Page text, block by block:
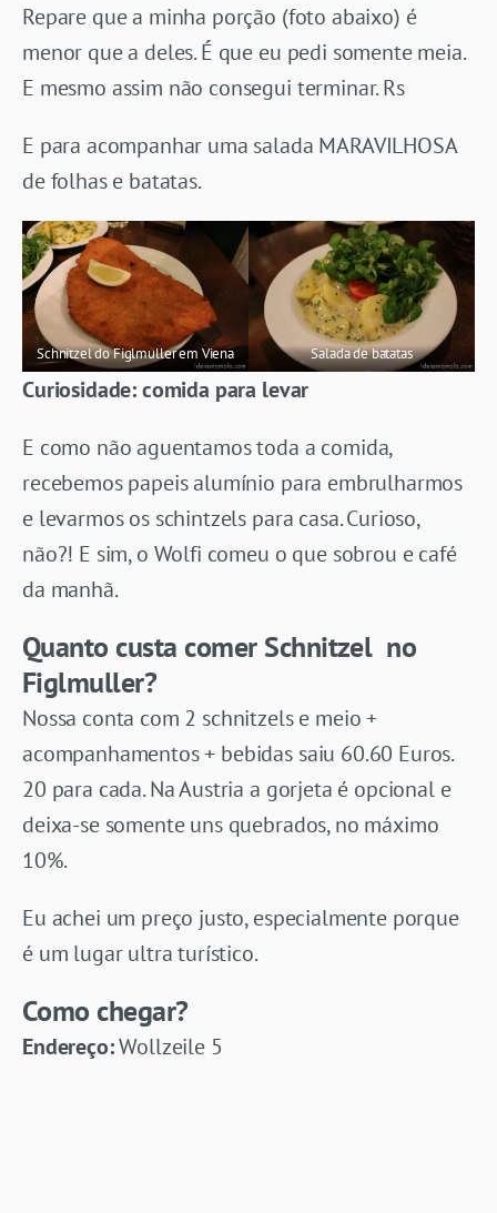
Repare que a minha porção (foto abaixo) é
menor que a deles. É que eu pedi somente meia.
E mesmo assim não consegui terminar. Rs
E para acompanhar uma salada MARAVILHOSA
de folhas e batatas.
Schnitzel do Figlmuller em Viena Salada de batatas
Curiosidade: comida para levar
E como não aguentamos toda a comida,
recebemos papeis alumínio para embrulharmos
e levarmos os schintzels para casa. Curioso,
não?! E sim, o Wolfi comeu o que sobrou e café
da manhã.
Quanto custa comerSchnitzel no
Figlmuller?
Nossa conta com 2 schnitzels e meio +
acompanhamentos + bebidas saiu 60.60 Euros.
20 para cada. Na Austria a gorjeta é opcional e
deixa-se somente uns quebrados, no máximo
10%.
Eu achei um preço justo, especialmente porque
é um lugar ultra turístico.
Como chegar?
Endereço:Wollzeile 5